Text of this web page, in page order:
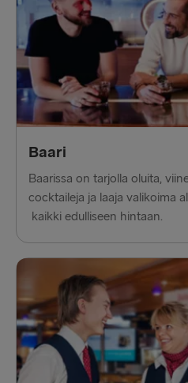
Baari
Baarissa on tarjolla oluita,
cocktaileja ja laaja valikoima
kaikki edulliseen hintaan.